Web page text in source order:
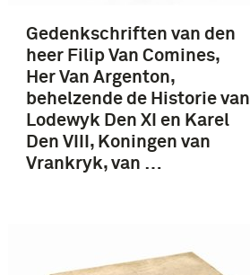
Gedenkschriften van den
heer Filip Van Comines,
Her Van Argenton,
behelzende de Historie van
Lodewyk Den XI en Karel
Den VIII, Koningen van
Vrankryk, van …